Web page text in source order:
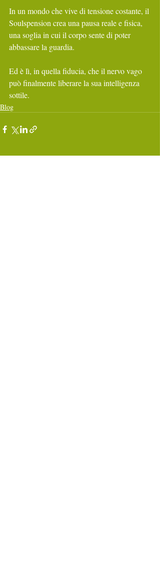
In un mondo che vive di tensione costante, il
Soulspension crea una pausa reale e fisica,
una soglia in cui il corpo sente di poter
abbassare la guardia.
Ed è lì, in quella fiducia, che il nervo vago
può finalmente liberare la sua intelligenza
sottile.
Blog